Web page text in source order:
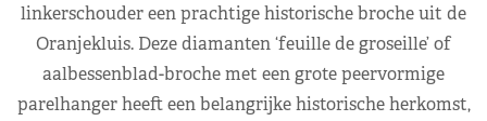
linkerschouder een prachtige historische broche uit de
Oranjekluis. Deze diamanten ‘feuille de groseille’ of
aalbessenblad-broche met een grote peervormige
parelhanger heeft een belangrijke historische herkomst,